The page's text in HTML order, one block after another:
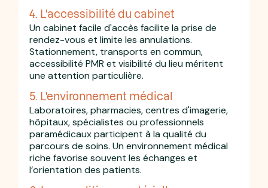
4. L'accessibilité du cabinet
Un cabinet facile d'accès facilite la prise de
rendez-vous et limite les annulations.
Stationnement, transports en commun,
accessibilité PMR et visibilité du lieu méritent
une attention particulière.
5. L'environnement médical
Laboratoires, pharmacies, centres d'imagerie,
hôpitaux, spécialistes ou professionnels
paramédicaux participent à la qualité du
parcours de soins. Un environnement médical
riche favorise souvent les échanges et
l’orientation des patients.